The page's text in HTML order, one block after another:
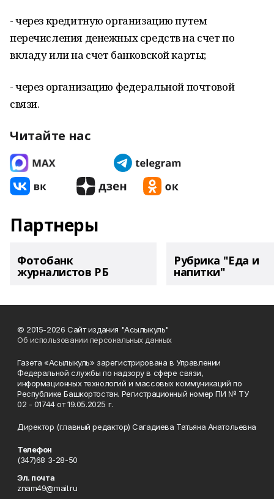
- через кредитную организацию путем
перечисления денежных средств на счет по
вкладу или на счет банковской карты;
- через организацию федеральной почтовой
связи.
Читайте нас
Партнеры
Фотобанк
журналистов РБ
Рубрика "Еда и
напитки"
© 2015-2026 Сайт издания "Асылыкуль"
Об использовании персональных данных
Газета «Асылыкуль» зарегистрирована в Управлении
Федеральной службы по надзору в сфере связи,
информационных технологий и массовых коммуникаций по
Республике Башкортостан. Регистрационный номер ПИ № ТУ
02 - 01744 от 19.05.2025 г.
Директор (главный редактор) Сагадиева Татьяна Анатольевна
Телефон
(347)68 3-28-50
Эл. почта
znam49@mail.ru